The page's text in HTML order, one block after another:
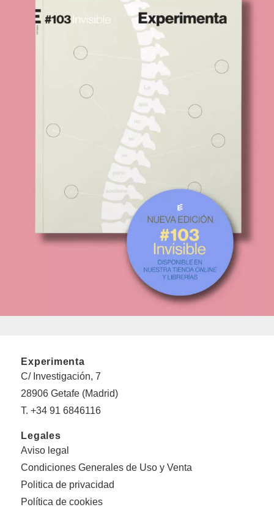
Experimenta
C/ Investigación, 7
28906 Getafe (Madrid)
T. +34 91 6846116
Legales
Aviso legal
Condiciones Generales de Uso y Venta
Politica de privacidad
Política de cookies